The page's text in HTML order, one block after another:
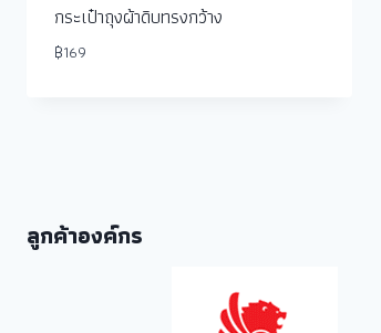
กระเป๋าถุงผ้าดิบทรงกว้าง
฿169
ลูกค้าองค์กร